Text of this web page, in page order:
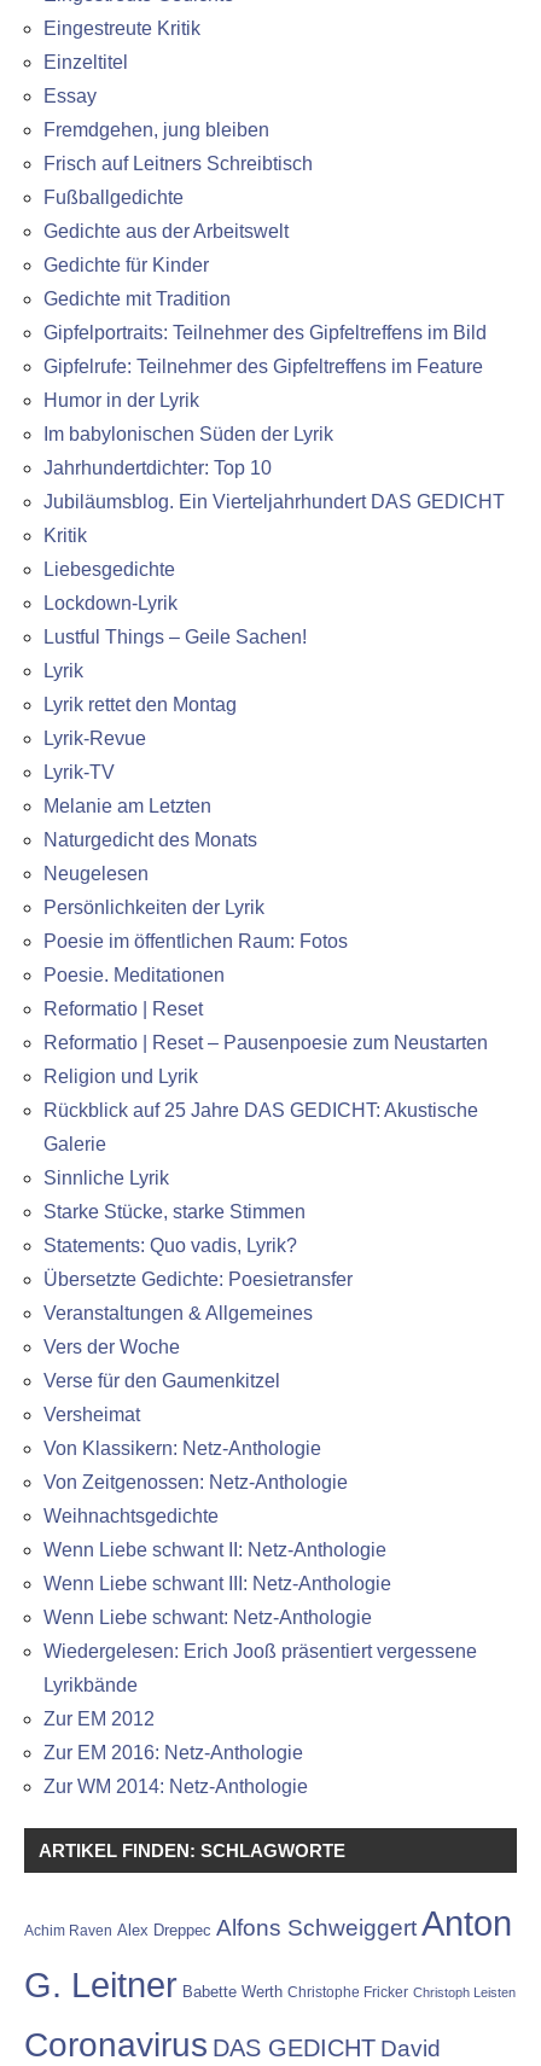
Eingestreute Kritik
Einzeltitel
Essay
Fremdgehen, jung bleiben
Frisch auf Leitners Schreibtisch
Fußballgedichte
Gedichte aus der Arbeitswelt
Gedichte für Kinder
Gedichte mit Tradition
Gipfelportraits: Teilnehmer des Gipfeltreffens im Bild
Gipfelrufe: Teilnehmer des Gipfeltreffens im Feature
Humor in der Lyrik
Im babylonischen Süden der Lyrik
Jahrhundertdichter: Top 10
Jubiläumsblog. Ein Vierteljahrhundert DAS GEDICHT
Kritik
Liebesgedichte
Lockdown-Lyrik
Lustful Things – Geile Sachen!
Lyrik
Lyrik rettet den Montag
Lyrik-Revue
Lyrik-TV
Melanie am Letzten
Naturgedicht des Monats
Neugelesen
Persönlichkeiten der Lyrik
Poesie im öffentlichen Raum: Fotos
Poesie. Meditationen
Reformatio | Reset
Reformatio | Reset – Pausenpoesie zum Neustarten
Religion und Lyrik
Rückblick auf 25 Jahre DAS GEDICHT: Akustische
Galerie
Sinnliche Lyrik
Starke Stücke, starke Stimmen
Statements: Quo vadis, Lyrik?
Übersetzte Gedichte: Poesietransfer
Veranstaltungen & Allgemeines
Vers der Woche
Verse für den Gaumenkitzel
Versheimat
Von Klassikern: Netz-Anthologie
Von Zeitgenossen: Netz-Anthologie
Weihnachtsgedichte
Wenn Liebe schwant II: Netz-Anthologie
Wenn Liebe schwant III: Netz-Anthologie
Wenn Liebe schwant: Netz-Anthologie
Wiedergelesen: Erich Jooß präsentiert vergessene
Lyrikbände
Zur EM 2012
Zur EM 2016: Netz-Anthologie
Zur WM 2014: Netz-Anthologie
ARTIKEL FINDEN: SCHLAGWORTE
Achim Raven Alex Dreppec Alfons SchweiggertAnton
G. Leitner Babette Werth Christophe Fricker Christoph Leisten
Coronavirus DAS GEDICHT David